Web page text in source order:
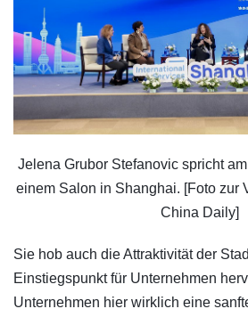
Jelena Grubor Stefanovic spricht
einem Salon in Shanghai. [Foto zur
China Daily]
Sie hob auch die Attraktivität der
Einstiegspunkt für Unternehmen
Unternehmen hier wirklich eine